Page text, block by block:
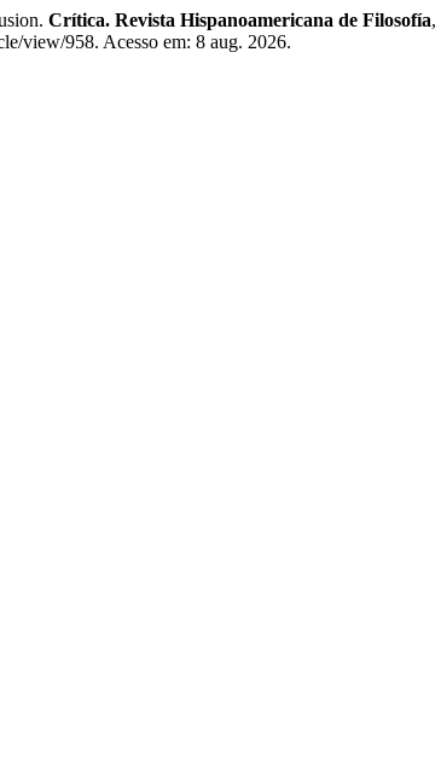
Crítica. Revista Hispanoamericana de Filosofía,
view/958. Acesso em: 8 aug. 2026.